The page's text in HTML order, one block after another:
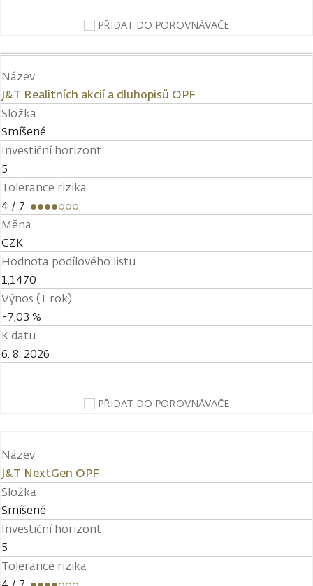
PŘIDAT DO POROVNÁVAČE
Název
J&T Realitních akcií a dluhopisů OPF
Složka
Smíšené
Investiční horizont
5
Tolerance rizika
4 / 7
Měna
CZK
Hodnota podílového listu
1,1470
Výnos (1 rok)
-7,03 %
K datu
6. 8. 2026
PŘIDAT DO POROVNÁVAČE
Název
J&T NextGen OPF
Složka
Smíšené
Investiční horizont
5
Tolerance rizika